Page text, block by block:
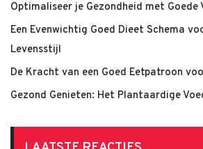
Optimaliseer je Gezondheid met Goede
Een Evenwichtig Goed Dieet Schema
Levensstijl
De Kracht van een Goed Eetpatroon
Gezond Genieten: Het Plantaardige